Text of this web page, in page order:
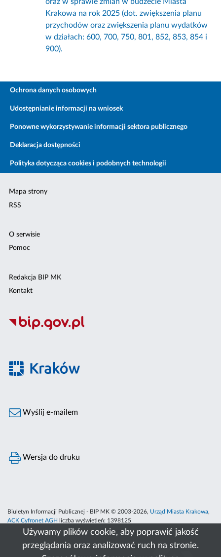
Używamy plików cookie, aby poprawić jakość
przeglądania oraz analizować ruch na stronie.
Krakowa na rok 2025 (dot. zwiększenia planu
przychodów oraz zwiększenia planu wydatków
w działach: 600, 700, 750, 801, 852, 853, 854 i
900).
Ochrona danych osobowych
Udostępnianie informacji na wniosek
Ponowne wykorzystywanie informacji sektora publicznego
Deklaracja dostępności
Polityka dotycząca cookies i podobnych technologii
Mapa strony
RSS
O serwisie
Pomoc
Redakcja BIP MK
Kontakt
Wyślij e-mailem
Wersja do druku
Biuletyn Informacji Publicznej - BIP MK © 2003-2026, Urząd Miasta Krakowa,
ACK Cyfronet AGH
liczba wyświetleń: 1398125